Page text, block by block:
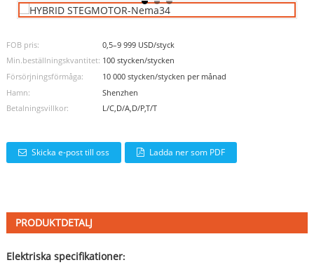
FOB pris:
0,5–9 999 USD/styck
Min.beställningskvantitet: 100 stycken/stycken
Försörjningsförmåga:
10 000 stycken/stycken per månad
Hamn:
Shenzhen
Betalningsvillkor:
L/C,D/A,D/P,T/T
Skicka e-post till oss Ladda ner som PDF
PRODUKTDETALJ
Elektriska specifikationer: